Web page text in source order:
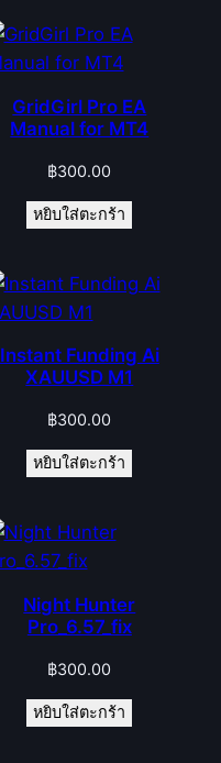
GridGirl Pro EA
Manual for MT4
฿300.00
หยิบใส่ตะกร้า
Instant Funding Ai
XAUUSD M1
฿300.00
หยิบใส่ตะกร้า
Night Hunter
Pro_6.57_fix
฿300.00
หยิบใส่ตะกร้า